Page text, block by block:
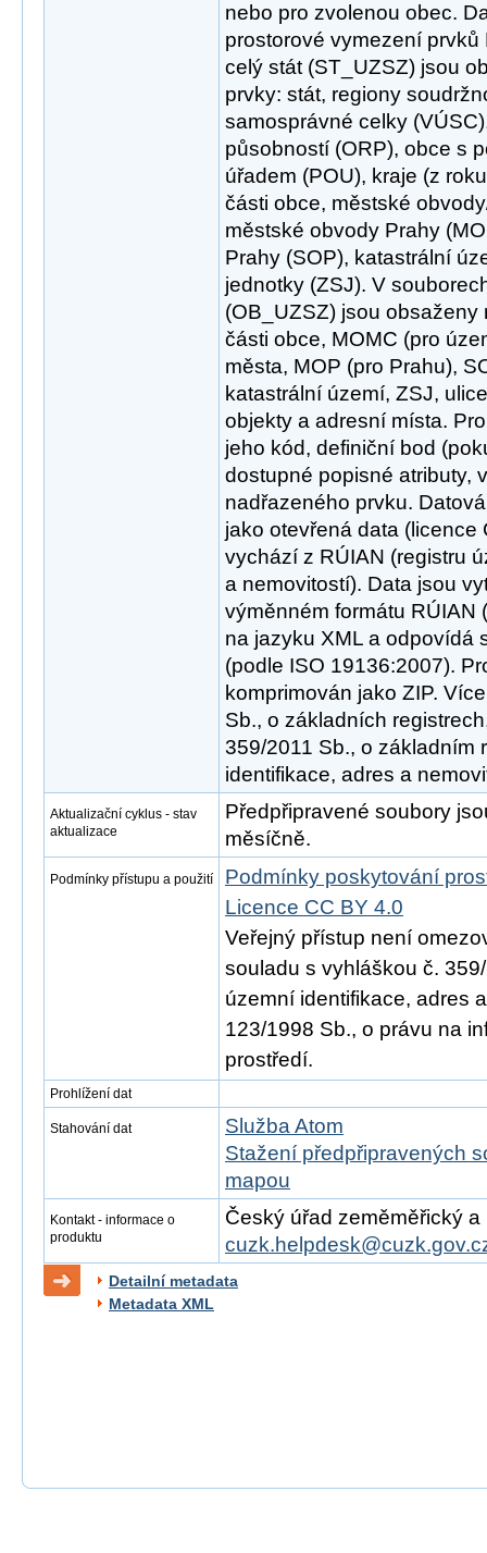
nebo pro zvolenou obec.
prostorové vymezení prvků
celý stát (ST_UZSZ) jsou
prvky: stát, regiony
samosprávné celky
působností (ORP), obce s
úřadem (POU), kraje (z
části obce, městské
městské obvody Prahy
Prahy (SOP), katastrální
jednotky (ZSJ). V
(OB_UZSZ) jsou
části obce, MOMC (pro
města, MOP (pro Prahu),
katastrální území, ZSJ,
objekty a adresní místa.
jeho kód, definiční bod
dostupné popisné atributy,
nadřazeného prvku.
jako otevřená data (licence
vychází z RÚIAN (registru
a nemovitostí). Data jsou
výměnném formátu RÚIAN
na jazyku XML a odpovídá
(podle ISO 19136:2007).
komprimován jako ZIP.
Sb., o základních
359/2011 Sb., o základním
identifikace, adres a
Aktualizační cyklus - stav
aktualizace
Předpřipravené soubory
měsíčně.
Podmínky přístupu a použití
Podmínky poskytování
Licence CC BY 4.0
Veřejný přístup není
souladu s vyhláškou č.
územní identifikace, adres
123/1998 Sb., o právu na
prostředí.
Prohlížení dat
Stahování dat
Služba Atom
Stažení předpřipravených
mapou
Kontakt - informace o
produktu
Český úřad zeměměřický
Detailní metadata
Metadata XML